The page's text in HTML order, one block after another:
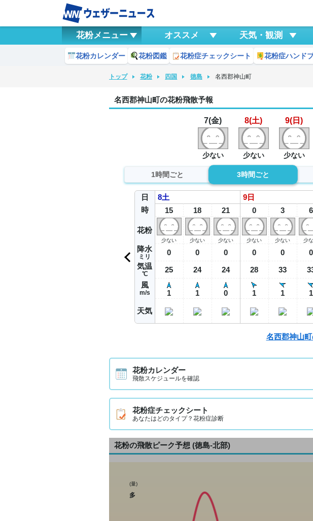
花粉メニュー オススメ 天気・観測
花粉カレンダー 花粉図鑑 花粉症チェックシート 花粉症ハンド
トップ 花粉 四国 徳島 名西郡神山町
名西郡神山町の花粉飛散予報
7(金)
少ない
8(土)
少ない
9(日)
少ない
1時間ごと 3時間ごと
日
時
花粉
降水
ミリ
気温
℃
風
m/s
天気
8土
15
少ない
0
25
1
18
少ない
0
24
1
21
少ない
0
24
0
9日
0
少ない
0
28
1
3
少ない
0
33
1
6
少
0
1
名西郡神山
花粉カレンダー
飛散スケジュールを確認
花粉症チェックシート
あなたはどのタイプ？花粉症診断
花粉の飛散ピーク予想 (徳島-北部)
(量)
多